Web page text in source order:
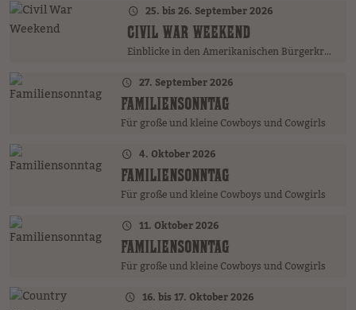
25. bis 26. September 2026
CIVIL WAR WEEKEND
Einblicke in den Amerikanischen Bürgerkrieg
27. September 2026
FAMILIENSONNTAG
Für große und kleine Cowboys und Cowgirls
4. Oktober 2026
FAMILIENSONNTAG
Für große und kleine Cowboys und Cowgirls
11. Oktober 2026
FAMILIENSONNTAG
Für große und kleine Cowboys und Cowgirls
16. bis 17. Oktober 2026